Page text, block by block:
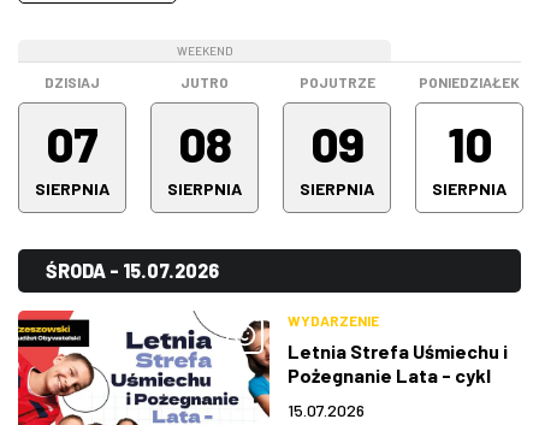
W RZESZOWIE
Spotkanie
(0)
Warsztaty
(0)
Wszystkie kategorie
(194)
DZISIAJ
07
SIERPNIA
WEEKEND
JUTRO
08
SIERPNIA
POJUTRZE
09
SIERPNIA
PONIEDZIAŁEK
10
SIERPNIA
ŚRODA - 15.07.2026
WYDARZENIE
Letnia Strefa Uśmiechu i
Pożegnanie Lata - cykl
15.07.2026